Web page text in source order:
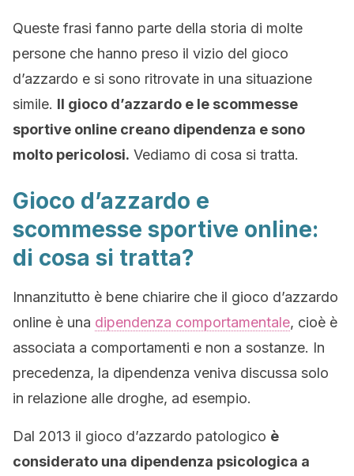
Queste frasi fanno parte della storia di molte
persone che hanno preso il vizio del gioco
d’azzardo e si sono ritrovate in una situazione
simile. Il gioco d’azzardo e le scommesse
sportive online creano dipendenza e sono
molto pericolosi. Vediamo di cosa si tratta.
Gioco d’azzardo e
scommesse sportive online:
di cosa si tratta?
Innanzitutto è bene chiarire che il gioco d’azzardo
online è una dipendenza comportamentale, cioè è
associata a comportamenti e non a sostanze. In
precedenza, la dipendenza veniva discussa solo
in relazione alle droghe, ad esempio.
Dal 2013 il gioco d’azzardo patologico è
considerato una dipendenza psicologica a